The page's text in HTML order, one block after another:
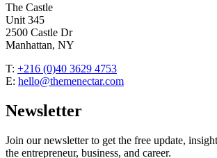
The Castle
Unit 345
2500 Castle Dr
Manhattan, NY
T: +216 (0)40 3629 4753
E: hello@themenectar.com
Newsletter
Join our newsletter to get the free update,
the entrepreneur, business, and career.